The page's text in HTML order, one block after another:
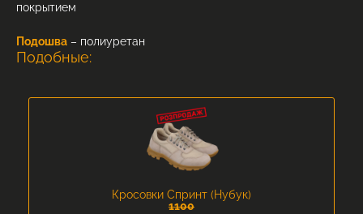
покрытием
Подошва – полиуретан
Подобные:
Кросовки Спринт (Нубук)
1100